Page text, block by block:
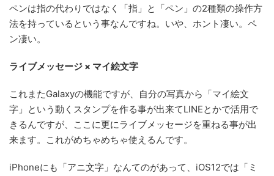
ペンは指の代わりではなく「指」と「ペン」の2種類の操作方
法を持っているという事なんですね。いや、ホント凄い。ペ
ン凄い。
ライブメッセージ × マイ絵文字
これまたGalaxyの機能ですが、自分の写真から「マイ絵文
字」という動くスタンプを作る事が出来てLINEとかで活用で
きるんですが、ここに更にライブメッセージを重ねる事が出
来ます。これがめちゃめちゃ使えるんです。
iPhoneにも「アニ文字」なんてのがあって、iOS12では「ミ